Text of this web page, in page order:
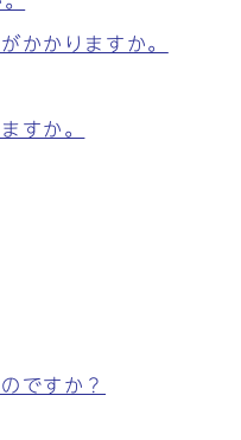
かかりますか。
すか。
ですか？